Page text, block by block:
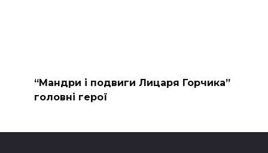
“Мандри і подвиги Лицаря Горчика”
головні герої